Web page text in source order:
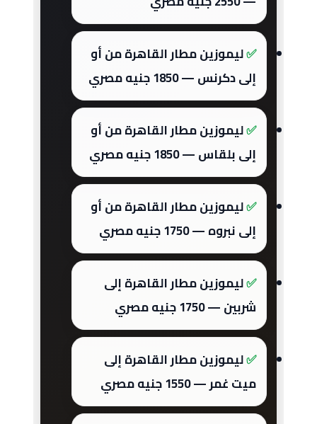
ليموزين مطار القاهرة من أو
إلى دكرنس — 1850 جنيه مصري
ليموزين مطار القاهرة من أو
إلى بلقاس — 1850 جنيه مصري
ليموزين مطار القاهرة من أو
إلى نبروه — 1750 جنيه مصري
ليموزين مطار القاهرة إلى
شربين — 1750 جنيه مصري
ليموزين مطار القاهرة إلى
ميت غمر — 1550 جنيه مصري